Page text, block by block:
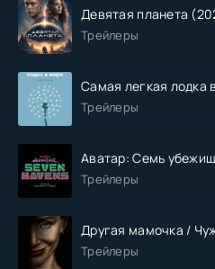
Девятая планета
Трейлеры
Самая легкая лодка
Трейлеры
Аватар: Семь
Трейлеры
Другая мамочка /
Трейлеры